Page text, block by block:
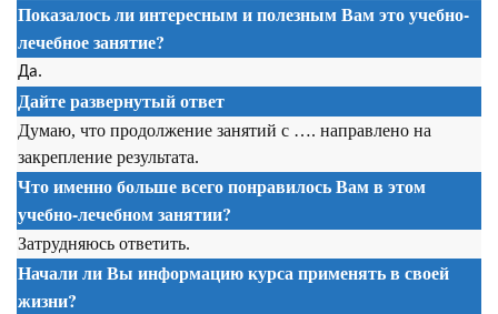
Показалось ли интересным и полезным Вам это учебно-
лечебное занятие?
Да.
Дайте развернутый ответ
Думаю, что продолжение занятий с …. направлено на
закрепление результата.
Что именно больше всего понравилось Вам в этом
учебно-лечебном занятии?
Затрудняюсь ответить.
Начали ли Вы информацию курса применять в своей
жизни?